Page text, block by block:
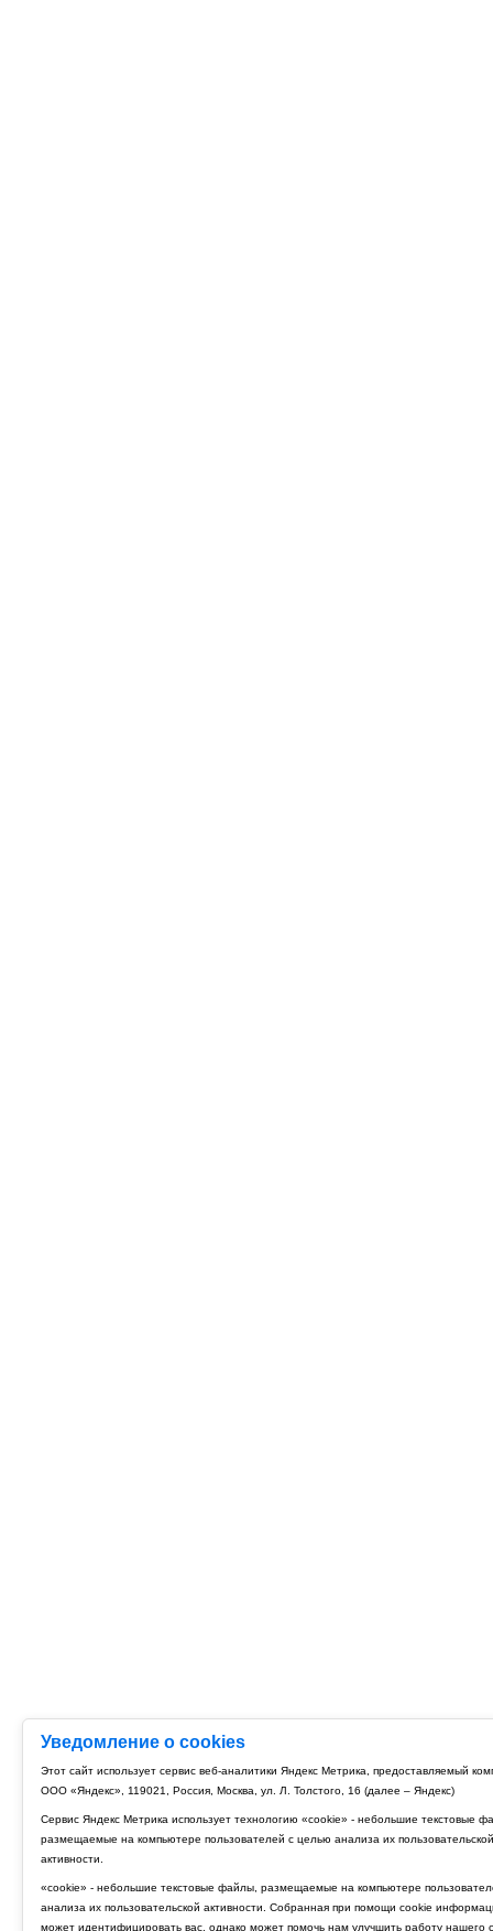
Уведомление о cookies
Этот сайт использует сервис веб-аналитики Яндекс Метрика, предоставляемый
ООО «Яндекс», 119021, Россия, Москва, ул. Л. Толстого, 16 (далее – Яндекс)
Сервис Яндекс Метрика использует технологию «cookie» - небольшие текстовые
размещаемые на компьютере пользователей с целью анализа их пользовательской
активности.
«cookie» - небольшие текстовые файлы, размещаемые на компьютере
анализа их пользовательской активности. Собранная при помощи cookie
может идентифицировать вас, однако может помочь нам улучшить работу нашего